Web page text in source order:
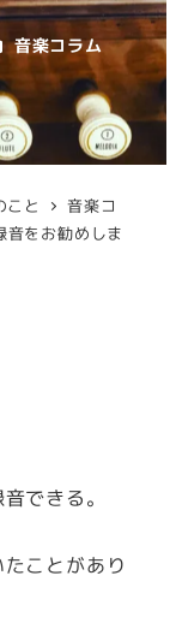
ゴリー
音楽コラム
こと
音楽コ
音をお勧めしま
できる。
ことがあり